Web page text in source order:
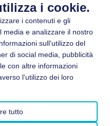
Download(2,01 MB)
i cookie.
i contenuti e gli
media e analizzare il nostro
sull'utilizzo del
di social media, pubblicità
con altre informazioni
l'utilizzo dei loro
tutto